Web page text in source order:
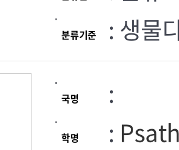
분류기준 : 생물
국명 :
학명 :